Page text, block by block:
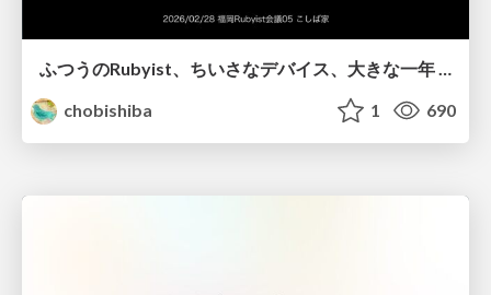
ふつうのRubyist、ちいさなデバイス、大きな一年 / Ordinary Rubyists, Tiny Devices, Big Year
chobishiba
1 690